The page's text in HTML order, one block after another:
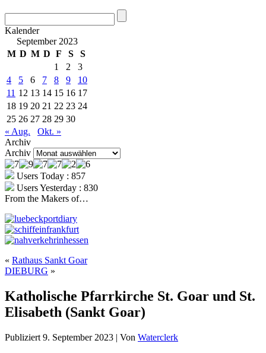
Kalender
September 2023
M D M D F S
S
1
2
3
4
5 6 7 8 9
10
11 12 13 14 15 16 17
18 19 20 21 22 23 24
25 26 27 28 29 30
« Aug.
Okt. »
Archiv
Archiv
Users Today : 857
Users Yesterday : 830
From the Makers of…
« Rathaus Sankt Goar
DIEBURG »
Katholische Pfarrkirche St. Goar und St.
Elisabeth (Sankt Goar)
Publiziert 9. September 2023 | Von Waterclerk